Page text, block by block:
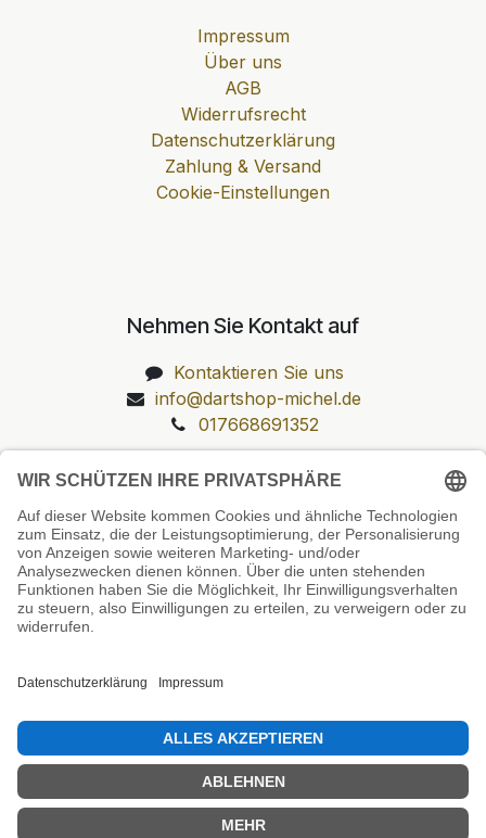
Impressum
Über uns
AGB
Widerrufsrecht
Datenschutzerklärung
Zahlung & Versand
Cookie-Einstellungen
Nehmen Sie Kontakt auf
Kontaktieren Sie uns
info@dartshop-michel.de
017668691352
Unsere Prüfsiegel